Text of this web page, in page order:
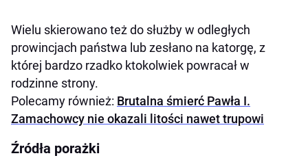
Wielu skierowano też do służby w odległych
prowincjach państwa lub zesłano na katorgę, z
której bardzo rzadko ktokolwiek powracał w
rodzinne strony.
Polecamy również: Brutalna śmierć Pawła I.
Zamachowcy nie okazali litości nawet trupowi
Źródła porażki